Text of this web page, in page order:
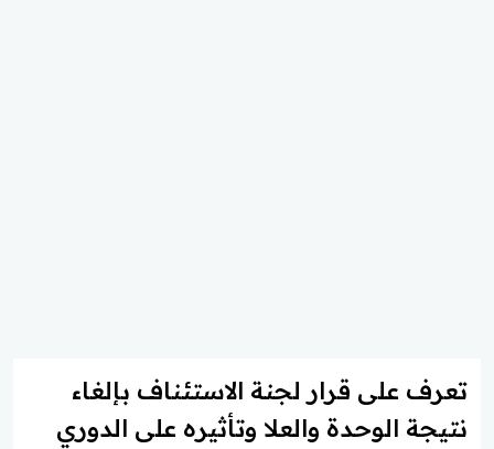
تعرف على قرار لجنة الاستئناف بإلغاء
نتيجة الوحدة والعلا وتأثيره على الدوري